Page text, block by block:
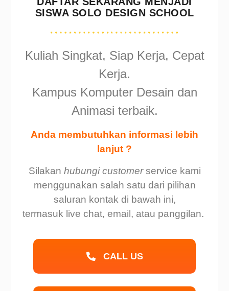
SISWA SOLO DESIGN SCHOOL
Kuliah Singkat, Siap Kerja, Cepat
Kerja.
Kampus Komputer Desain dan
Animasi terbaik.
Anda membutuhkan informasi lebih
lanjut ?
Silakan hubungi customerservice kami
menggunakan salah satu dari pilihan
saluran kontak di bawah ini,
termasuk live chat, email, atau panggilan.
CALL US